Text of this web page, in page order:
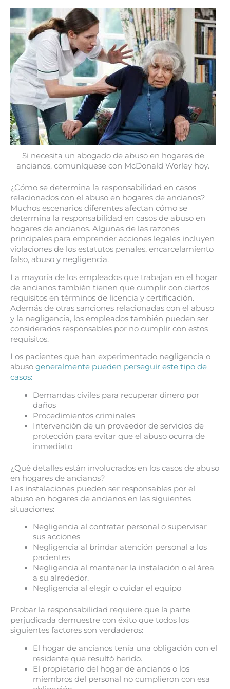
Si necesita un abogado de abuso en hogares de
ancianos, comuníquese con McDonald Worley hoy.
¿Cómo se determina la responsabilidad en casos
relacionados con el abuso en hogares de ancianos?
Muchos escenarios diferentes afectan cómo se
determina la responsabilidad en casos de abuso en
hogares de ancianos. Algunas de las razones
principales para emprender acciones legales incluyen
violaciones de los estatutos penales, encarcelamiento
falso, abuso y negligencia.
La mayoría de los empleados que trabajan en el hogar
de ancianos también tienen que cumplir con ciertos
requisitos en términos de licencia y certificación.
Además de otras sanciones relacionadas con el abuso
y la negligencia, los empleados también pueden ser
considerados responsables por no cumplir con estos
requisitos.
Los pacientes que han experimentado negligencia o
abuso generalmente pueden perseguir este tipo de
casos:
Demandas civiles para recuperar dinero por
daños
Procedimientos criminales
Intervención de un proveedor de servicios de
protección para evitar que el abuso ocurra de
inmediato
¿Qué detalles están involucrados en los casos de abuso
en hogares de ancianos?
Las instalaciones pueden ser responsables por el
abuso en hogares de ancianos en las siguientes
situaciones:
Negligencia al contratar personal o supervisar
sus acciones
Negligencia al brindar atención personal a los
pacientes
Negligencia al mantener la instalación o el área
a su alrededor.
Negligencia al elegir o cuidar el equipo
Probar la responsabilidad requiere que la parte
perjudicada demuestre con éxito que todos los
siguientes factores son verdaderos:
El hogar de ancianos tenía una obligación con el
residente que resultó herido.
El propietario del hogar de ancianos o los
miembros del personal no cumplieron con esa